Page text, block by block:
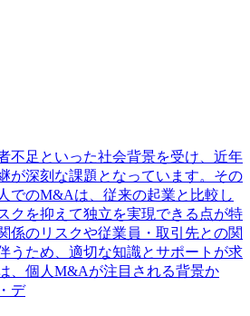
不足といった社会背景を受け、近年
が深刻な課題となっています。その
でのM&Aは、従来の起業と比較し
クを抑えて独立を実現できる点が特
係のリスクや従業員・取引先との関
うため、適切な知識とサポートが求
、個人M&Aが注目される背景か
デ